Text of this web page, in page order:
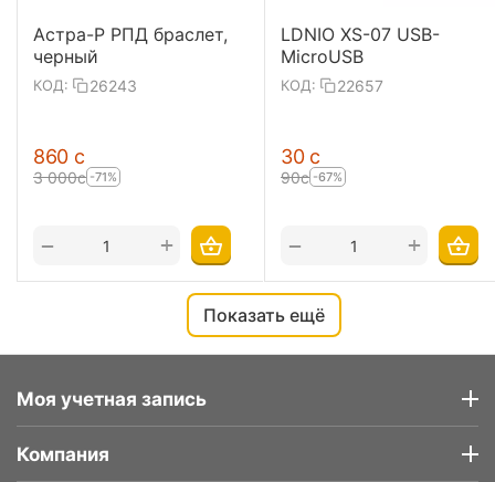
Астра-Р РПД браслет,
черный
КОД: 26243
‍860‍ с
3 000с -71%
+
−
LDNIO XS-07 USB-
MicroUSB
КОД: 22657
‍30‍ с
‍90‍с -67%
+
−
Показать ещё
Моя учетная запись
Компания